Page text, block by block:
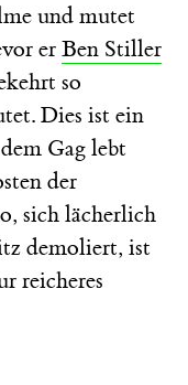
und mutet
er Ben Stiller
so
Dies ist ein
Gag lebt
der
sich lächerlich
demoliert, ist
reicheres